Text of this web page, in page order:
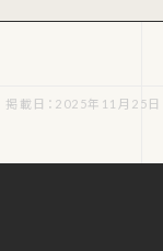
掲載日：2025年11月25日